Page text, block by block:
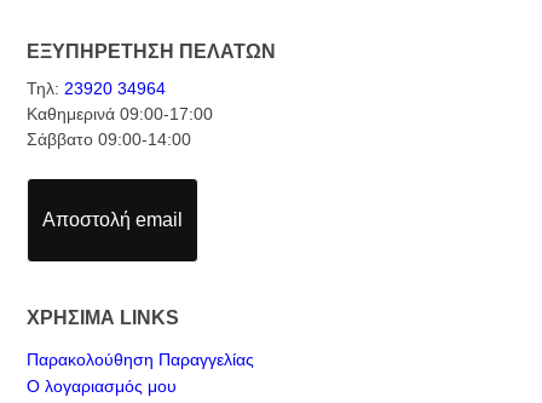
ΕΞΥΠΗΡΕΤΗΣΗ ΠΕΛΑΤΩΝ
Τηλ: 23920 34964
Καθημερινά 09:00-17:00
Σάββατο 09:00-14:00
Αποστολή email
ΧΡΗΣΙΜΑ LINKS
Παρακολούθηση Παραγγελίας
Ο λογαριασμός μου